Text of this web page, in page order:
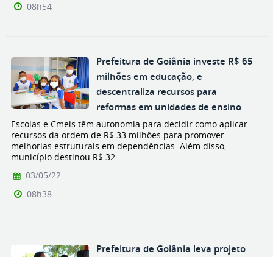
08h54
Prefeitura de Goiânia investe R$ 65
milhões em educação, e
descentraliza recursos para
reformas em unidades de ensino
Escolas e Cmeis têm autonomia para decidir como aplicar
recursos da ordem de R$ 33 milhões para promover
melhorias estruturais em dependências. Além disso,
município destinou R$ 32...
03/05/22
08h38
Prefeitura de Goiânia leva projeto